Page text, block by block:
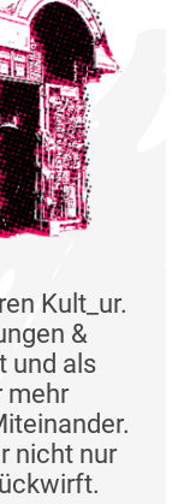
Kult_ur.
&
und als
mehr
nicht nur